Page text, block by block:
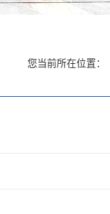
您当前所在位置：